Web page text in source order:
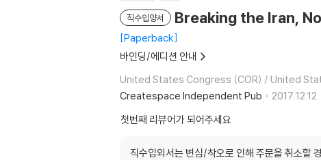
직수입양서 Breaking the Iran,
Paperback
바인딩/에디션 안내
United States Congress (COR) / United
Createspace Independent Pub
2017.12.12.
첫번째 리뷰어가 되어주세요
직수입외서는 변심/착오로 인해 주문을 취소할